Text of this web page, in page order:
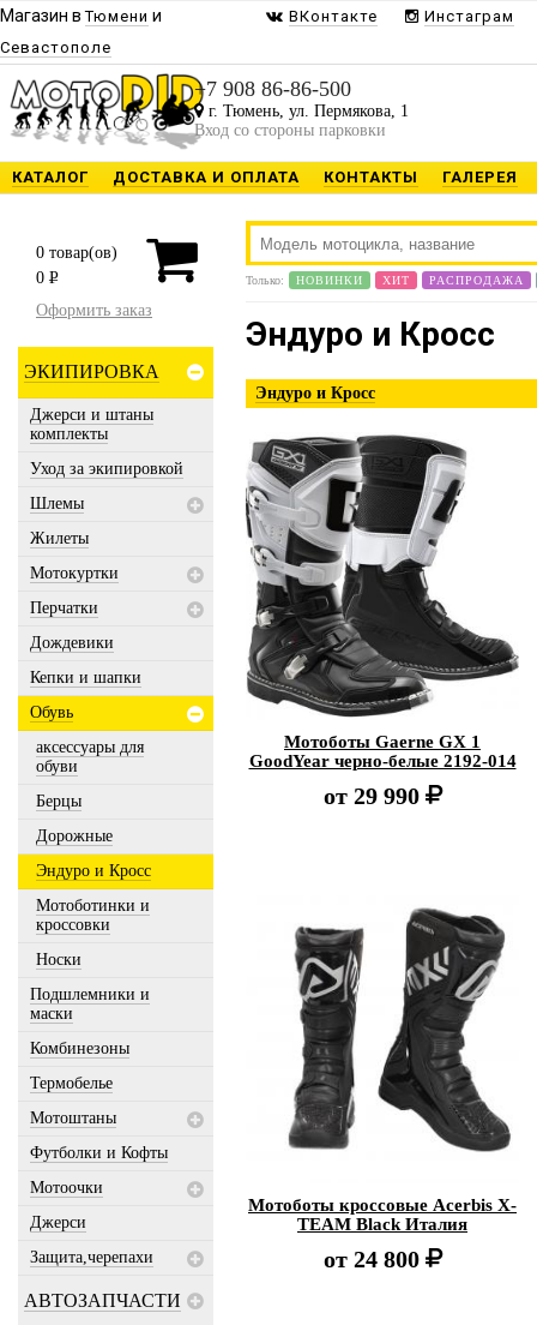
Магазин вТюмени и
Севастополе
ВКонтакте Инстаграм
+7 908 86-86-500
г. Тюмень, ул. Пермякова, 1
Вход со стороны парковки
КАТАЛОГ ДОСТАВКА И ОПЛАТА КОНТАКТЫ ГАЛЕРЕЯ
0 товар(ов)
0 P
Оформить заказ
ЭКИПИРОВКА
Джерси и штаны
комплекты
Уход за экипировкой
Шлемы
Жилеты
Мотокуртки
Перчатки
Дождевики
Кепки и шапки
Обувь
аксессуары для
обуви
Берцы
Дорожные
Эндуро и Кросс
Мотоботинки и
кроссовки
Носки
Подшлемники и
маски
Комбинезоны
Термобелье
Мотоштаны
Футболки и Кофты
Мотоочки
Джерси
Защита,черепахи
АВТОЗАПЧАСТИ
Только: НОВИНКИ ХИТ РАСПРОДАЖА
Эндуро и Кросс
Эндуро и Кросс
Мотоботы Gaerne GX 1
GoodYear черно-белые 2192-014
от 29 990
Мотоботы кроссовые Acerbis X-
TEAM Black Италия
от 24 800
Будь в курсе наших
Присылаем только то,